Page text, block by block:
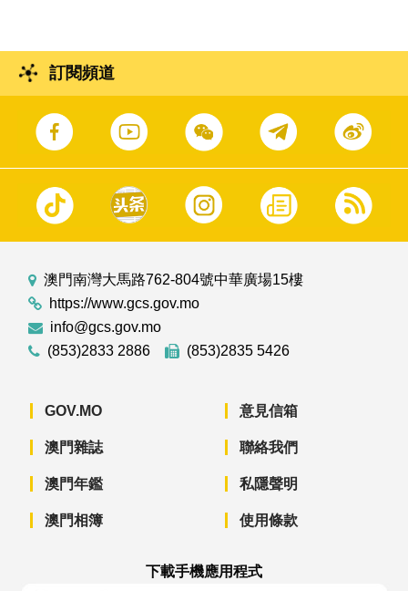
訂閱頻道
澳門南灣大馬路762-804號中華廣場15樓
https://www.gcs.gov.mo
info@gcs.gov.mo
(853)2833 2886
(853)2835 5426
GOV.MO
澳門雜誌
澳門年鑑
澳門相簿
意見信箱
聯絡我們
私隱聲明
使用條款
下載手機應用程式